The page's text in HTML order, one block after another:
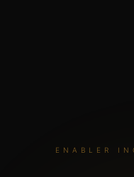
ENABLER